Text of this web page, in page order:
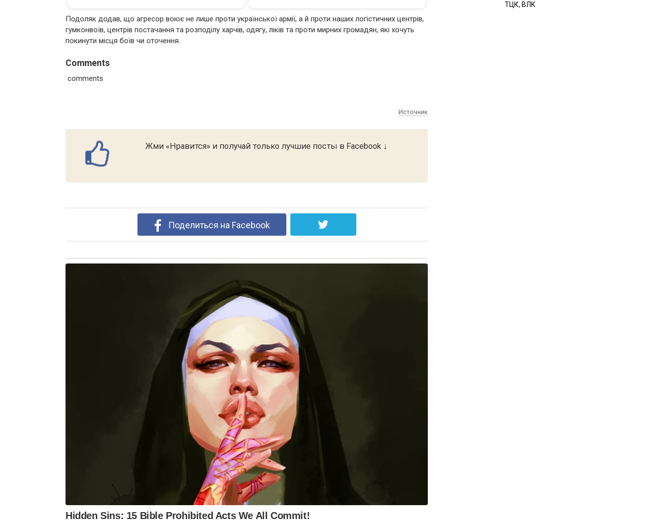
Подоляк додав, що агресор воює не лише проти української армії, а й проти наших логістичних центрів,
гумконвоїв, центрів постачання та розподілу харчів, одягу, ліків та проти мирних громадян, які хочуть
покинути місця боїв чи оточення.
Comments
comments
Источник
Жми «Нравится» и получай только лучшие посты в Facebook ↓
Поделиться на Facebook
ТЦК, ВЛК